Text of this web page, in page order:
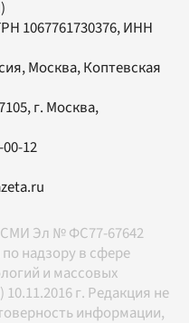
1067761730376, ИНН
Москва, Коптевская
, г. Москва,
12
СМИ Эл № ФС77-67642
надзору в сфере
и массовых
г. Редакция не
информации,